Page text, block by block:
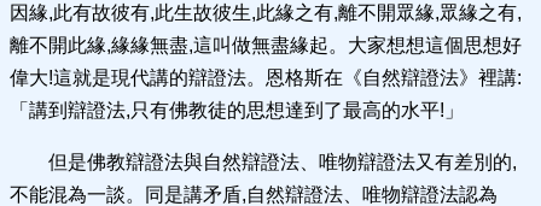
因緣,此有故彼有,此生故彼生,此緣之有,離不開眾緣,眾緣之有,
離不開此緣,緣緣無盡,這叫做無盡緣起。大家想想這個思想好
偉大!這就是現代講的辯證法。恩格斯在《自然辯證法》裡講:
「講到辯證法,只有佛教徒的思想達到了最高的水平!」
但是佛教辯證法與自然辯證法、唯物辯證法又有差別的,
不能混為一談。同是講矛盾,自然辯證法、唯物辯證法認為